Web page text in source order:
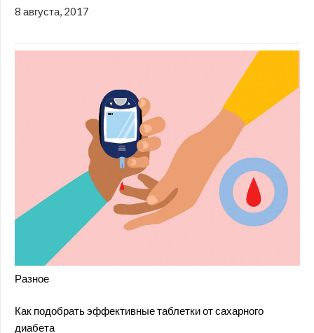
8 августа, 2017
Разное
Как подобрать эффективные таблетки от сахарного
диабета